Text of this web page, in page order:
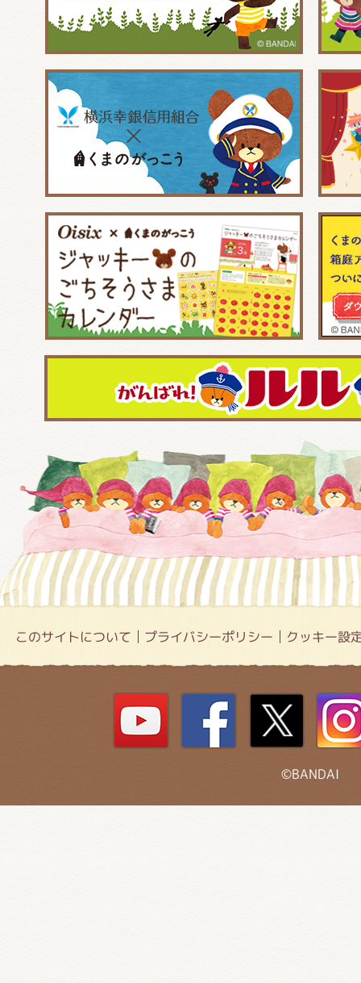
このサイトについて プライバシーポリシー クッキー設
©BANDAI